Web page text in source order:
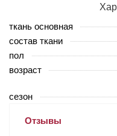
ткань основная
состав ткани
пол
возраст
сезон
Отзывы